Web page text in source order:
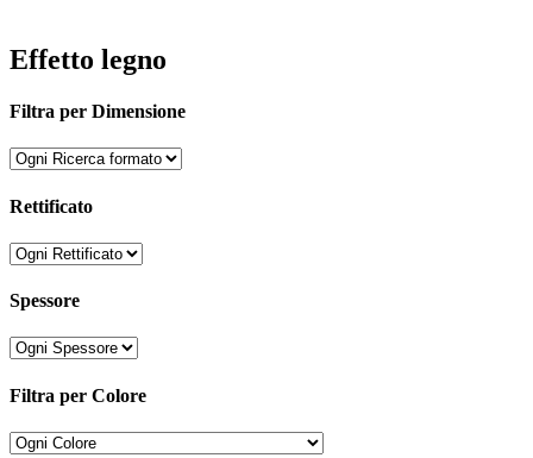
Effetto legno
Filtra per Dimensione
Rettificato
Spessore
Filtra per Colore